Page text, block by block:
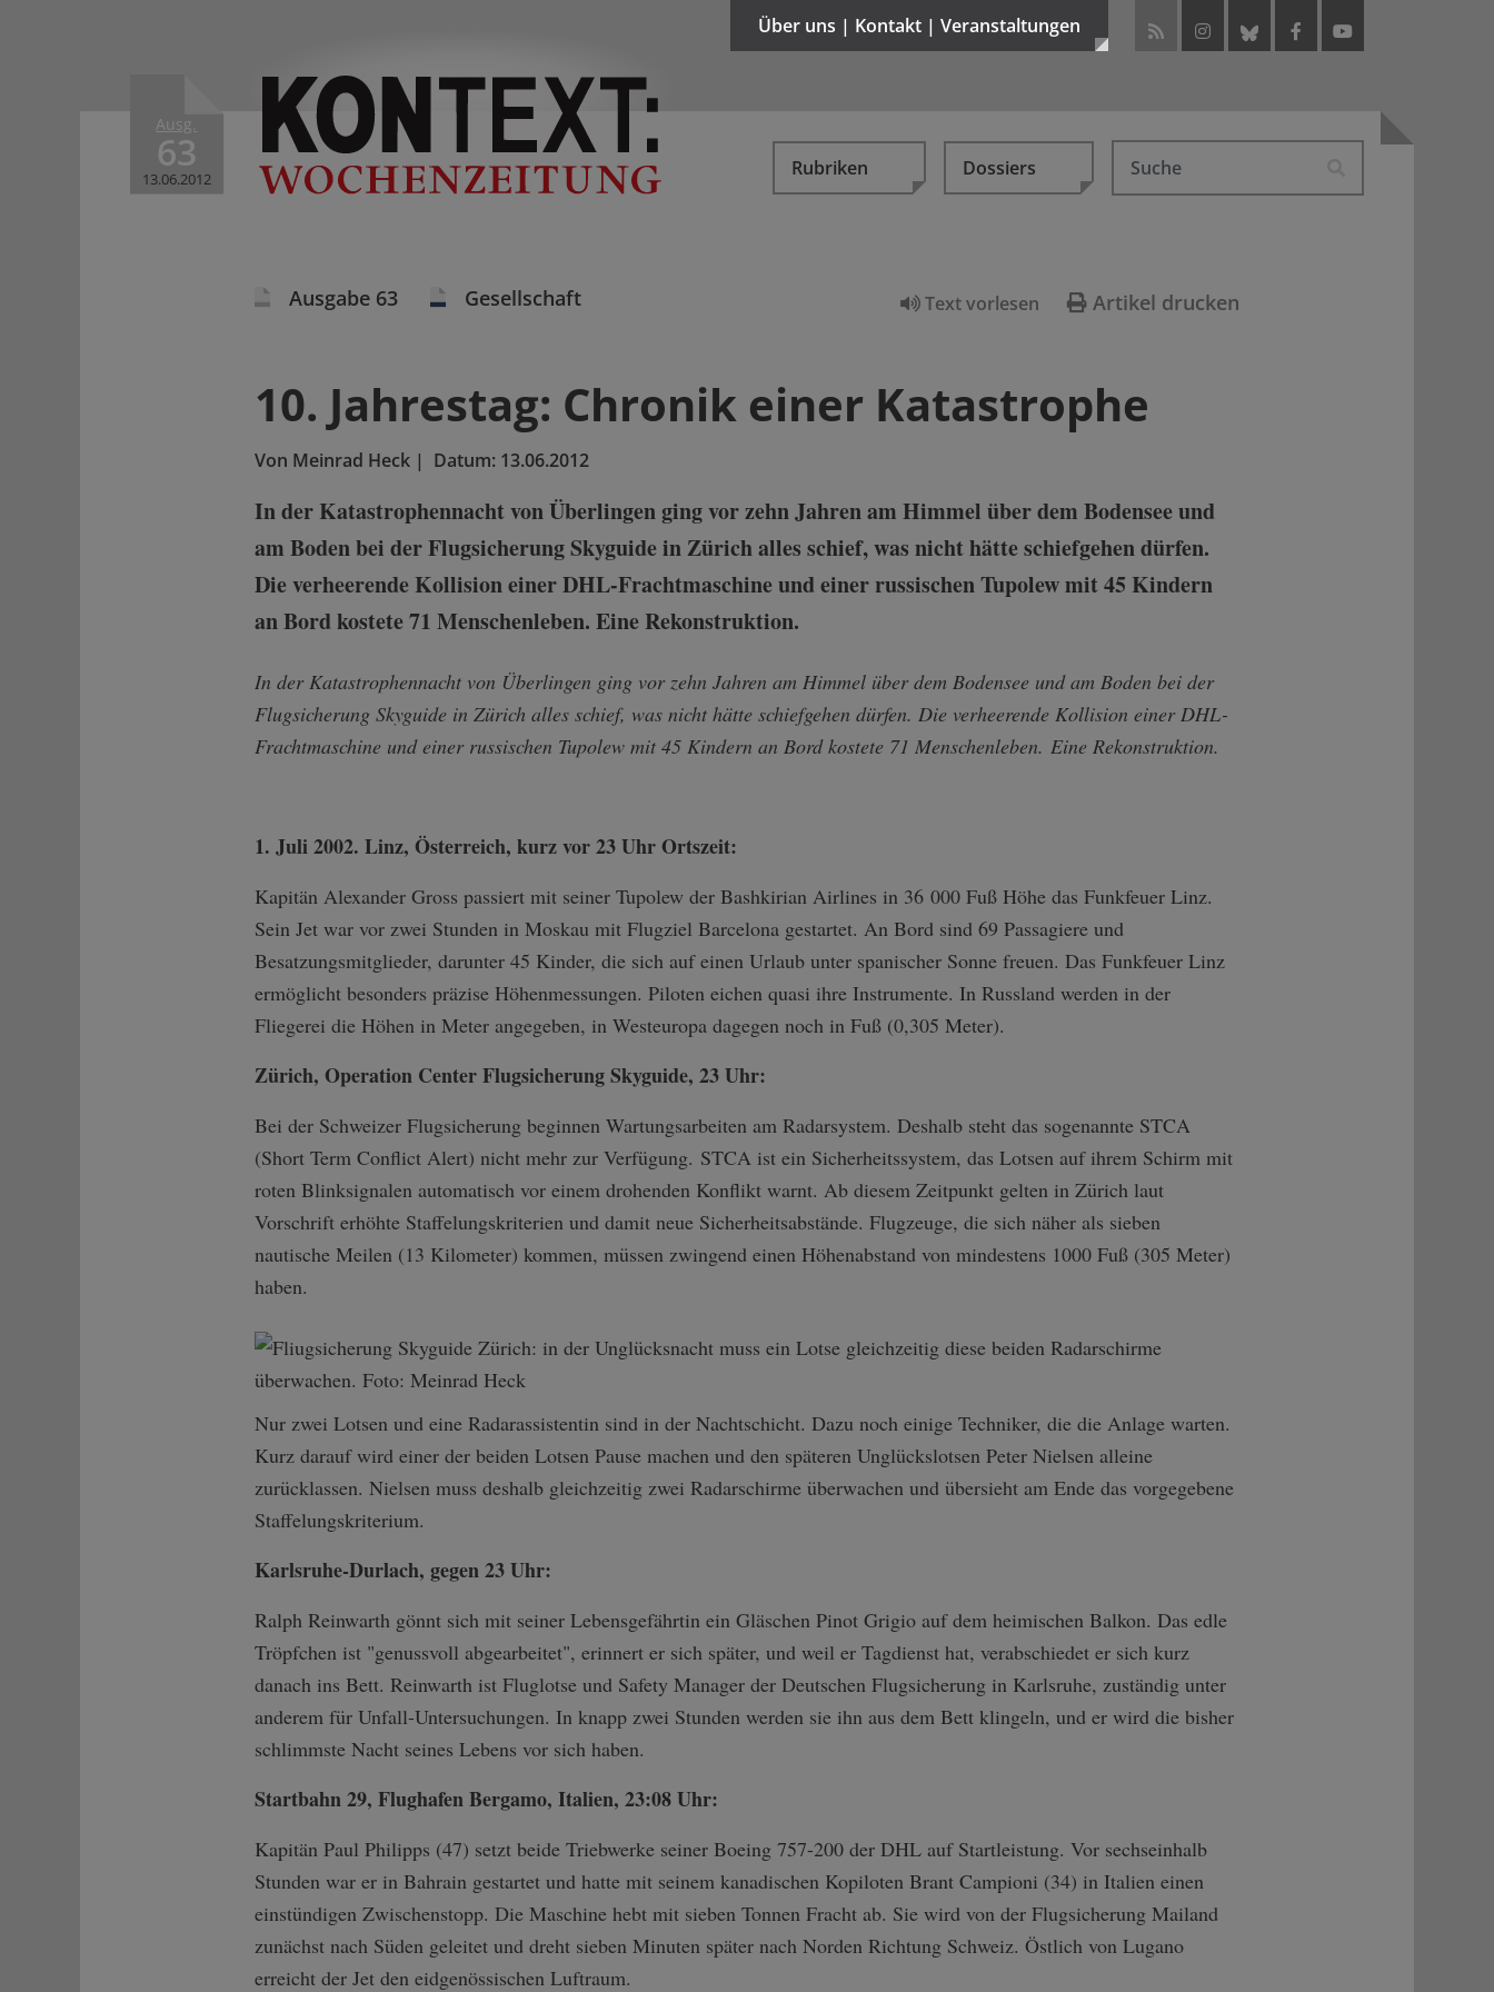
Ausg.
63
13.06.2012
Über uns | Kontakt | Veranstaltungen
Rubriken Dossiers
Text vorlesen Artikel drucken
Ausgabe 63 Gesellschaft
10. Jahrestag: Chronik einer Katastrophe
Von Meinrad Heck | Datum: 13.06.2012
In der Katastrophennacht von Überlingen ging vor zehn Jahren am Himmel über dem Bodensee und
am Boden bei der Flugsicherung Skyguide in Zürich alles schief, was nicht hätte schiefgehen dürfen.
Die verheerende Kollision einer DHL-Frachtmaschine und einer russischen Tupolew mit 45 Kindern
an Bord kostete 71 Menschenleben. Eine Rekonstruktion.
In der Katastrophennacht von Überlingen ging vor zehn Jahren am Himmel über dem Bodensee und am Boden bei der
Flugsicherung Skyguide in Zürich alles schief, was nicht hätte schiefgehen dürfen. Die verheerende Kollision einer DHL-
Frachtmaschine und einer russischen Tupolew mit 45 Kindern an Bord kostete 71 Menschenleben. Eine Rekonstruktion.
1. Juli 2002. Linz, Österreich, kurz vor 23 Uhr Ortszeit:
Kapitän Alexander Gross passiert mit seiner Tupolew der Bashkirian Airlines in 36 000 Fuß Höhe das Funkfeuer Linz.
Sein Jet war vor zwei Stunden in Moskau mit Flugziel Barcelona gestartet. An Bord sind 69 Passagiere und
Besatzungsmitglieder, darunter 45 Kinder, die sich auf einen Urlaub unter spanischer Sonne freuen. Das Funkfeuer Linz
ermöglicht besonders präzise Höhenmessungen. Piloten eichen quasi ihre Instrumente. In Russland werden in der
Fliegerei die Höhen in Meter angegeben, in Westeuropa dagegen noch in Fuß (0,305 Meter).
Zürich, Operation Center Flugsicherung Skyguide, 23 Uhr:
Bei der Schweizer Flugsicherung beginnen Wartungsarbeiten am Radarsystem. Deshalb steht das sogenannte STCA
(Short Term Conflict Alert) nicht mehr zur Verfügung. STCA ist ein Sicherheitssystem, das Lotsen auf ihrem Schirm mit
roten Blinksignalen automatisch vor einem drohenden Konflikt warnt. Ab diesem Zeitpunkt gelten in Zürich laut
Vorschrift erhöhte Staffelungskriterien und damit neue Sicherheitsabstände. Flugzeuge, die sich näher als sieben
nautische Meilen (13 Kilometer) kommen, müssen zwingend einen Höhenabstand von mindestens 1000 Fuß (305 Meter)
haben.
Nur zwei Lotsen und eine Radarassistentin sind in der Nachtschicht. Dazu noch einige Techniker, die die Anlage warten.
Kurz darauf wird einer der beiden Lotsen Pause machen und den späteren Unglückslotsen Peter Nielsen alleine
zurücklassen. Nielsen muss deshalb gleichzeitig zwei Radarschirme überwachen und übersieht am Ende das vorgegebene
Staffelungskriterium.
Karlsruhe-Durlach, gegen 23 Uhr:
Ralph Reinwarth gönnt sich mit seiner Lebensgefährtin ein Gläschen Pinot Grigio auf dem heimischen Balkon. Das edle
Tröpfchen ist "genussvoll abgearbeitet", erinnert er sich später, und weil er Tagdienst hat, verabschiedet er sich kurz
danach ins Bett. Reinwarth ist Fluglotse und Safety Manager der Deutschen Flugsicherung in Karlsruhe, zuständig unter
anderem für Unfall-Untersuchungen. In knapp zwei Stunden werden sie ihn aus dem Bett klingeln, und er wird die bisher
schlimmste Nacht seines Lebens vor sich haben.
Startbahn 29, Flughafen Bergamo, Italien, 23:08 Uhr:
Kapitän Paul Philipps (47) setzt beide Triebwerke seiner Boeing 757-200 der DHL auf Startleistung. Vor sechseinhalb
Stunden war er in Bahrain gestartet und hatte mit seinem kanadischen Kopiloten Brant Campioni (34) in Italien einen
einstündigen Zwischenstopp. Die Maschine hebt mit sieben Tonnen Fracht ab. Sie wird von der Flugsicherung Mailand
zunächst nach Süden geleitet und dreht sieben Minuten später nach Norden Richtung Schweiz. Östlich von Lugano
erreicht der Jet den eidgenössischen Luftraum.